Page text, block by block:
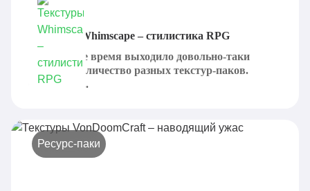
Текстуры Whimscape – стилистика RPG
В последнее время выходило довольно-таки
большое количество разных текстур-паков.
Среди них...
Ресурс-паки